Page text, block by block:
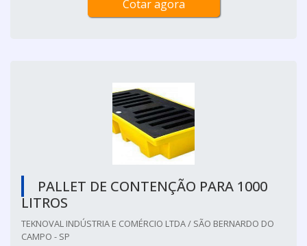
Cotar agora
PALLET DE CONTENÇÃO PARA 1000
LITROS
TEKNOVAL INDÚSTRIA E COMÉRCIO LTDA / SÃO BERNARDO DO
CAMPO - SP